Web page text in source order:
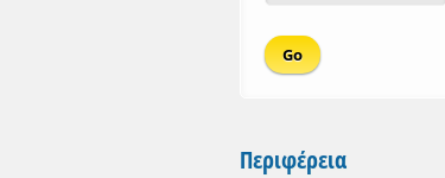
Περιφέρεια